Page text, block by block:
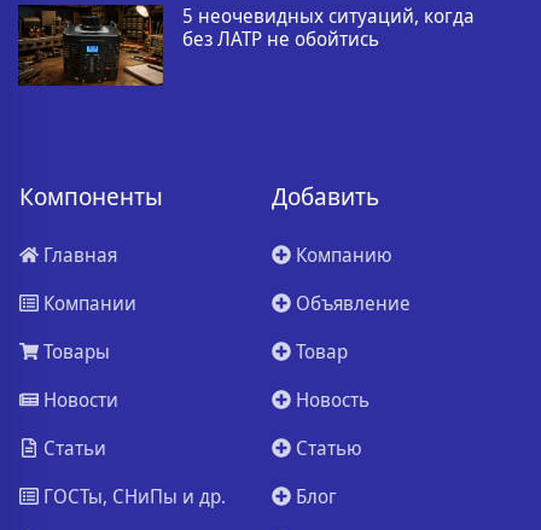
5 неочевидных ситуаций, когда
без ЛАТР не обойтись
Компоненты
Главная
Компании
Товары
Новости
Статьи
ГОСТы, СНиПы и др.
Добавить
Компанию
Объявление
Товар
Новость
Статью
Блог